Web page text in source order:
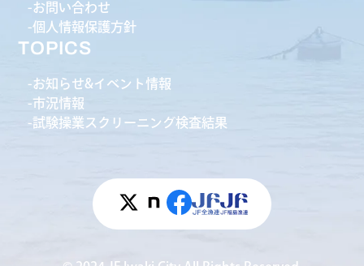
お問い合わせ
個人情報保護方針
TOPICS
お知らせ&イベント情報
市況情報
試験操業スクリーニング検査結果